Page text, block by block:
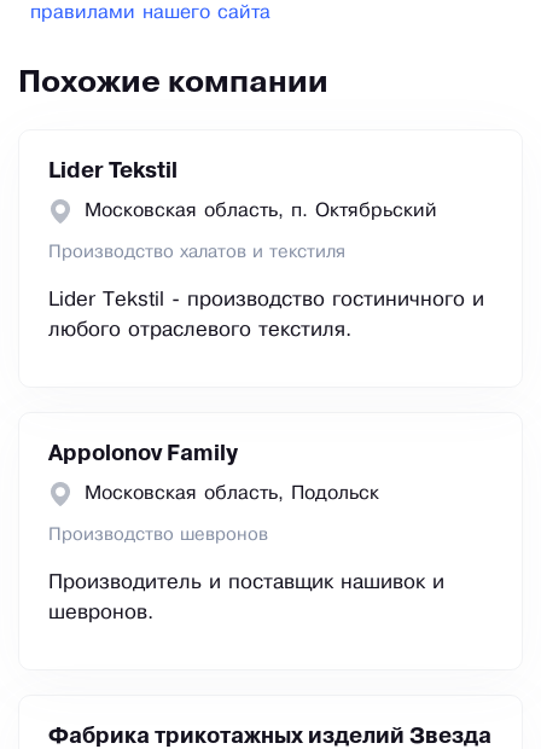
правилами нашего сайта
Похожие компании
Lider Tekstil
Московская область, п. Октябрьский
Производство халатов и текстиля
Lider Tekstil - производство гостиничного и
любого отраслевого текстиля.
Appolonov Family
Московская область, Подольск
Производство шевронов
Производитель и поставщик нашивок и
шевронов.
Фабрика трикотажных изделий Звезда